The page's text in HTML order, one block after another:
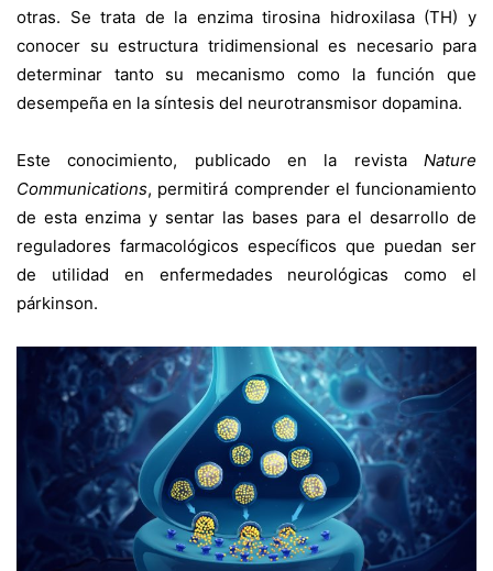
otras. Se trata de la enzima tirosina hidroxilasa (TH) y
conocer su estructura tridimensional es necesario para
determinar tanto su mecanismo como la función que
desempeña en la síntesis del neurotransmisor dopamina.
Este conocimiento, publicado en la revista Nature
Communications, permitirá comprender el funcionamiento
de esta enzima y sentar las bases para el desarrollo de
reguladores farmacológicos específicos que puedan ser
de utilidad en enfermedades neurológicas como el
párkinson.